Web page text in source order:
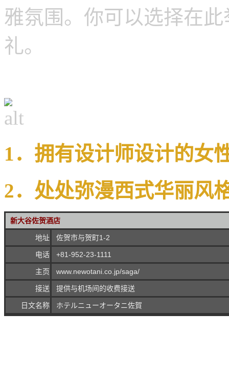
雅氛围。你可以选择在
礼。
1．拥有设计师设计的女
2．处处弥漫西式华丽风
新大谷佐贺酒店
地址 佐贺市与贺町1-2
电话 +81-952-23-1111
主页 www.newotani.co.jp/saga/
接送 提供与机场间的收费接送
日文名称 ホテルニューオータニ佐賀